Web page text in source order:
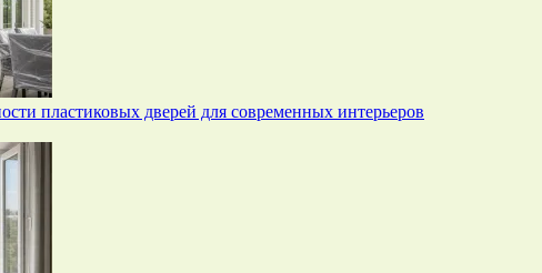
пластиковых дверей для современных интерьеров